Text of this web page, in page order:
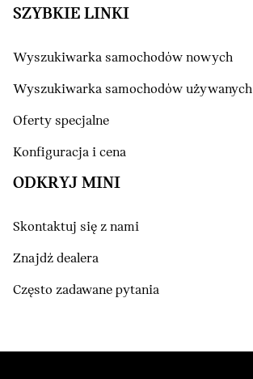
SZYBKIE LINKI
Wyszukiwarka samochodów nowych
Wyszukiwarka samochodów używanych
Oferty specjalne
Konfiguracja i cena
ODKRYJ MINI
Skontaktuj się z nami
Znajdź dealera
Często zadawane pytania